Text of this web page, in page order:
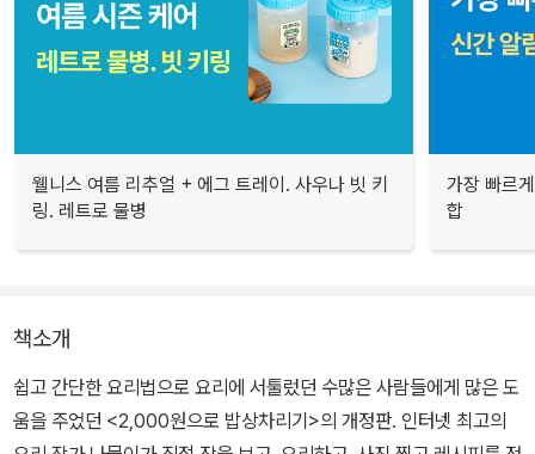
웰니스 여름 리추얼 + 에그 트레이. 사우나 빗 키
링. 레트로 물병
가장 빠르
합
책소개
쉽고 간단한 요리법으로 요리에 서툴렀던 수많은 사람들에게 많은 도
움을 주었던 <2,000원으로 밥상차리기>의 개정판. 인터넷 최고의